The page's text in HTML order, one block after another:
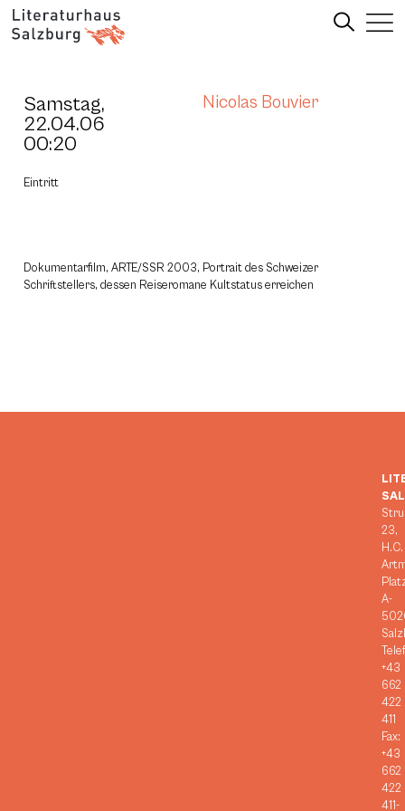
Samstag,
22.04.06
00:20
Nicolas Bouvier
Eintritt
Dokumentarfilm, ARTE/SSR 2003, Portrait des Schweizer
Schriftstellers, dessen Reiseromane Kultstatus erreichen
23,
H.C.
A-
+43
662
422
411
Fax:
+43
662
422
411-